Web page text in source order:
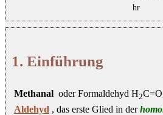
hr
1. Einführung
Methanal oder Formaldehyd H2
Aldehyd , das erste Glied in der